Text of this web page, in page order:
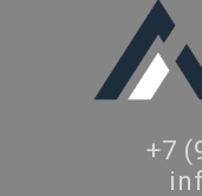
+7